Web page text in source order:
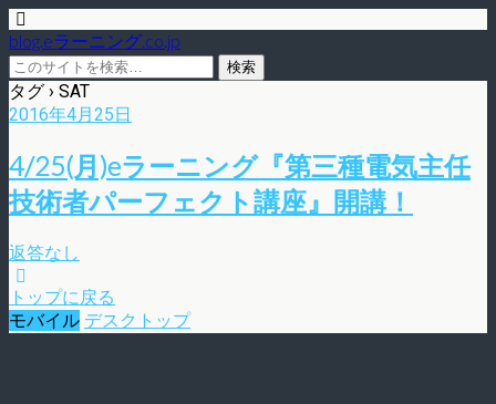
blog.eラーニング.co.jp
タグ › SAT
2016年4月25日
4/25(月)eラーニング『第三種電気主任
技術者パーフェクト講座』開講！
返答なし
トップに戻る
モバイル デスクトップ